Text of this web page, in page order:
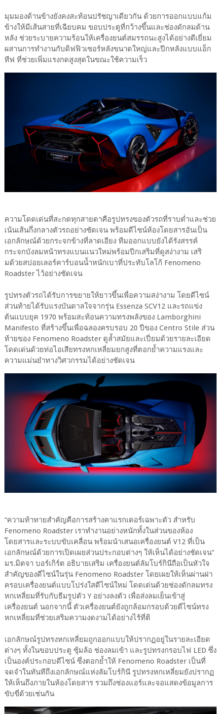
มุมมองด้านข้างยังคงสะท้อนปรัชญาเดียวกัน ด้วยการออกแบบแก้ม
ข้างให้มีเส้นสายที่เฉียบคม ขอบประตูที่กว้างขึ้นและช่องดักลมด้าน
หลัง ช่วยระบายความร้อนให้เครื่องยนต์สมรรถนะสูงได้อย่างดีเยี่ยม
ผสานการทำงานกับดิฟฟิวเซอร์หลังขนาดใหญ่และปีกหลังแบบแอ็ก
ทีฟ ที่ช่วยเพิ่มแรงกดสูงสุดในขณะใช้ความเร็ว
ความโดดเด่นที่สะกดทุกสายตาคือรูปทรงของตัวรถที่ราบต่ำและช่วย
เน้นเส้นกึ่งกลางตัวรถอย่างชัดเจน พร้อมดีไซน์ห้องโดยสารอันเป็น
เอกลักษณ์ด้วยกระจกข้างที่ลาดเอียง ทีมออกแบบยังได้รังสรรค์
กระจกบังลมหน้าทรงแบนแนวใหม่พร้อมปีกเสริมที่ดูสง่างาม เสริ
มด้วยสปอยเลอร์คาร์บอนน้ำหนักเบาที่ประทับโลโก้ Fenomeno
Roadster ไว้อย่างชัดเจน
รูปทรงตัวรถได้รับการขยายให้ยาวขึ้นเพื่อความสง่างาม โดยดีไซน์
ส่วนท้ายได้รับแรงบันดาลใจจากรุ่น Essenza SCV12 และรถแข่ง
ต้นแบบยุค 1970 พร้อมสะท้อนความทรงพลังของ Lamborghini
Manifesto ที่สร้างขึ้นเพื่อฉลองครบรอบ 20 ปีของ Centro Stile ส่วน
ท้ายของ Fenomeno Roadster ดูล้ำสมัยและเปี่ยมด้วยรายละเอียด
โดดเด่นด้วยท่อไอเสียทรงหกเหลี่ยมยกสูงที่ตอกย้ำความแรงและ
ความแม่นยำทางวิศวกรรมได้อย่างชัดเจน
“ความท้าทายสำคัญคือการสร้างคาแรกเตอร์เฉพาะตัว สำหรับ
Fenomeno Roadster เราทำงานอย่างหนักทั้งในส่วนของห้อง
โดยสารและระบบขับเคลื่อน พร้อมนำเสนอเครื่องยนต์ V12 ที่เป็น
เอกลักษณ์ด้วยการเปิดเผยส่วนประกอบต่างๆ ให้เห็นได้อย่างชัดเจน”
มร.มิตจา บอร์เกิร์ต อธิบายเสริม เครื่องยนต์ลัมโบร์กินีถือเป็นหัวใจ
สำคัญของดีไซน์ในรุ่น Fenomeno Roadster โดยเผยให้เห็นผ่านฝา
ครอบเครื่องยนต์แบบโปร่งใสดีไซน์ใหม่ โดดเด่นด้วยช่องดักลมทรง
หกเหลี่ยมที่รับกับธีมรูปตัว Y อย่างลงตัว เพื่อส่งลมเย็นเข้าสู่
เครื่องยนต์ นอกจากนี้ ตัวเครื่องยนต์ยังถูกล้อมกรอบด้วยดีไซน์ทรง
หกเหลี่ยมที่ช่วยเสริมความงดงามได้อย่างไร้ที่ติ
เอกลักษณ์รูปทรงหกเหลี่ยมถูกออกแบบให้ปรากฏอยู่ในรายละเอียด
ต่างๆ ทั้งในขอบประตู ซุ้มล้อ ช่องลมเข้า และรูปทรงกรอบไฟ LED ซึ่ง
เป็นองค์ประกอบดีไซน์ ซึ่งตอกย้ำให้ Fenomeno Roadster เป็นที่
จดจำในทันทีถึงเอกลักษณ์แห่งลัมโบร์กินี รูปทรงหกเหลี่ยมยังปรากฏ
ให้เห็นถึงภายในห้องโดยสาร รวมถึงช่องแอร์และจอแสดงข้อมูลการ
ขับขี่ด้วยเช่นกัน